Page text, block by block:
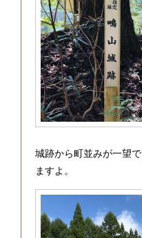
城跡から町並みが一望
ますよ。